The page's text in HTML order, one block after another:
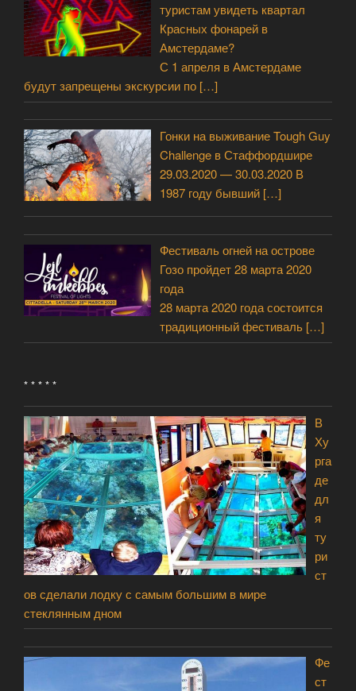
туристам увидеть квартал
Красных фонарей в
Амстердаме?
С 1 апреля в Амстердаме
будут запрещены экскурсии по […]
Гонки на выживание Tough Guy
Challenge в Стаффордшире
29.03.2020 — 30.03.2020 В
1987 году бывший […]
Фестиваль огней на острове
Гозо пройдет 28 марта 2020
года
28 марта 2020 года состоится
традиционный фестиваль […]
* * * * *
В
Ху
рга
де
дл
я
ту
ри
ст
ов сделали лодку с самым большим в мире
стеклянным дном
Фе
ст